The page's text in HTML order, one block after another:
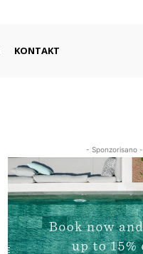
KONTAKT
- Sponzorisano -